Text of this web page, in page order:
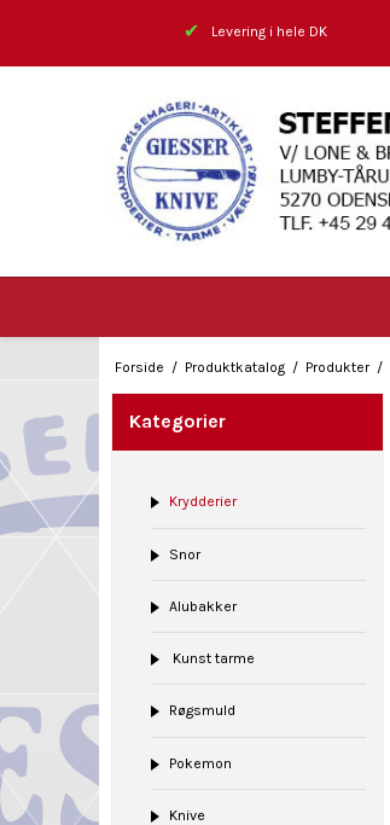
Forside / Produktkatalog / Produkter /
✔ Levering i hele DK
Kategorier
Krydderier
Snor
Alubakker
Kunst tarme
Røgsmuld
Pokemon
Knive